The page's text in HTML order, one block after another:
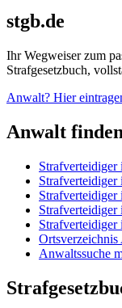
stgb.de
Ihr Wegweiser zum
Strafgesetzbuch,
Anwalt? Hier
Anwalt finden
Strafverteidiger
Strafverteidiger
Strafverteidiger
Ortsverzeichnis
Anwaltssuche